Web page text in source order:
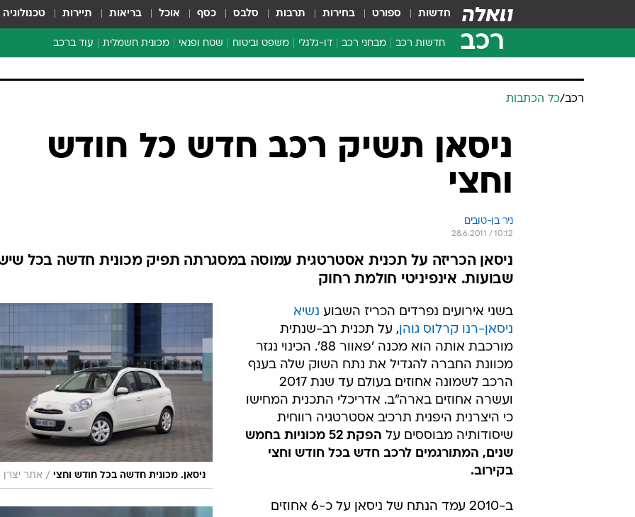
חדשות ספורט בחירות תרבות סלבס כסף אוכל בריאות תיירות טכנולוגיה
רכב חדשות רכב מבחני רכב דו-גלגלי משפט וביטוח שטח ופנאי מכונית חשמלית עוד ברכב
מבחנים ארוכי טווח
ספורט מוטורי
טכנולוגיה
סדנאות ושיפורים
דעות
כל הכתבות
ארכיון מדורים
כתבו לנו
אביזרים לרכב
רכב/כל הכתבות
ניסאן תשיק רכב חדש כל חודש
וחצי
ניר בן-טובים
28.6.2011 / 10:12
ניסאן הכריזה על תכנית אסטרטגית עמוסה במסגרתה תפיק מכונית חדשה בכל
שבועות. אינפיניטי חולמת רחוק
ניסאן. מכונית חדשה בכל חודש וחצי / אתר יצרן
בשני אירועים נפרדים הכריז השבוע נשיא
ניסאן-רנו קרלוס גוהן, על תכנית רב-שנתית
מורכבת אותה הוא מכנה 'פאוור 88'. הכינוי נגזר
מכוונת החברה להגדיל את נתח השוק שלה בענף
הרכב לשמונה אחוזים בעולם עד שנת 2017
ועשרה אחוזים בארה"ב. אדריכלי התכנית המחישו
כי היצרנית היפנית תרכיב אסטרטגיה רווחית
שיסודותיה מבוססים על
הפקת 52 מכוניות בחמש
שנים, המתורגמים לרכב חדש בכל חודש וחצי
בקירוב.
ב-2010 עמד הנתח של ניסאן על כ-6 אחוזים